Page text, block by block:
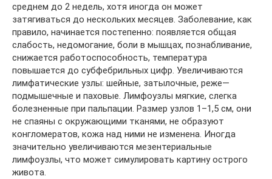
среднем до 2 недель, хотя иногда он может
затягиваться до нескольких месяцев. Заболевание, как
правило, начинается постепенно: появляется общая
слабость, недомогание, боли в мышцах, познабливание,
снижается работоспособность, температура
повышается до субфебрильных цифр. Увеличиваются
лимфатические узлы: шейные, затылочные, реже—
подмышечные и паховые. Лимфоузлы мягкие, слегка
болезненные при пальпации. Размер узлов 1–1,5 см, они
не спаяны с окружающими тканями, не образуют
конгломератов, кожа над ними не изменена. Иногда
значительно увеличиваются мезентериальные
лимфоузлы, что может симулировать картину острого
живота.